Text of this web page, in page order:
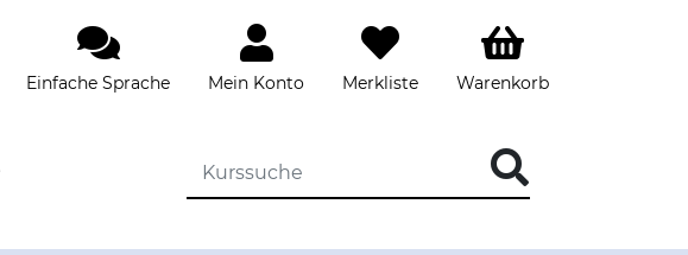
Einfache Sprache Mein Konto Merkliste Warenkorb